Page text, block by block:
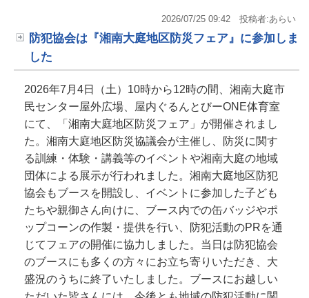
2026/07/25 09:42投稿者:あらい
防犯協会は『湘南大庭地区防災フェア』に参加しま
した
2026年7月4日（土）10時から12時の間、湘南大庭市
民センター屋外広場、屋内ぐるんとびーONE体育室
にて、「湘南大庭地区防災フェア」が開催されまし
た。湘南大庭地区防災協議会が主催し、防災に関す
る訓練・体験・講義等のイベントや湘南大庭の地域
団体による展示が行われました。湘南大庭地区防犯
協会もブースを開設し、イベントに参加した子ども
たちや親御さん向けに、ブース内での缶バッジやポ
ップコーンの作製・提供を行い、防犯活動のPRを通
じてフェアの開催に協力しました。当日は防犯協会
のブースにも多くの方々にお立ち寄りいただき、大
盛況のうちに終了いたしました。ブースにお越しい